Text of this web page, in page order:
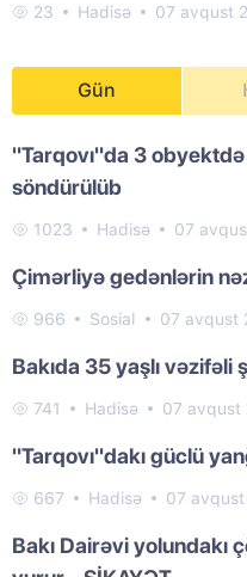
23 Hadisə 07 avqust
Gün
"Tarqovı"da 3
söndürülüb
1023 Hadisə 07
Çimərliyə gedənlərin
966 Sosial 07 avqust
Bakıda 35 yaşlı vəzifəli
741 Hadisə 07 avqust
"Tarqovı"dakı güclü
667 Hadisə 07
Bakı Dairəvi